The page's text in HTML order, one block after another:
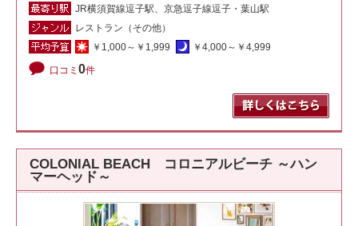
JR横須賀線逗子駅、京急逗子線逗子・葉山駅
レストラン（その他）
￥1,000～￥1,999
￥4,000～￥4,999
口コミ 0件
COLONIAL BEACH コロニアルビーチ ～ハン
マーヘッド～